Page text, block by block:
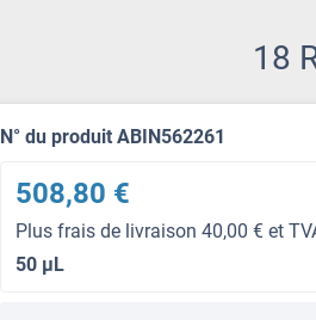
18
N° du produit ABIN562261
508,80 €
Plus frais de livraison 40,00 € et
50 μL